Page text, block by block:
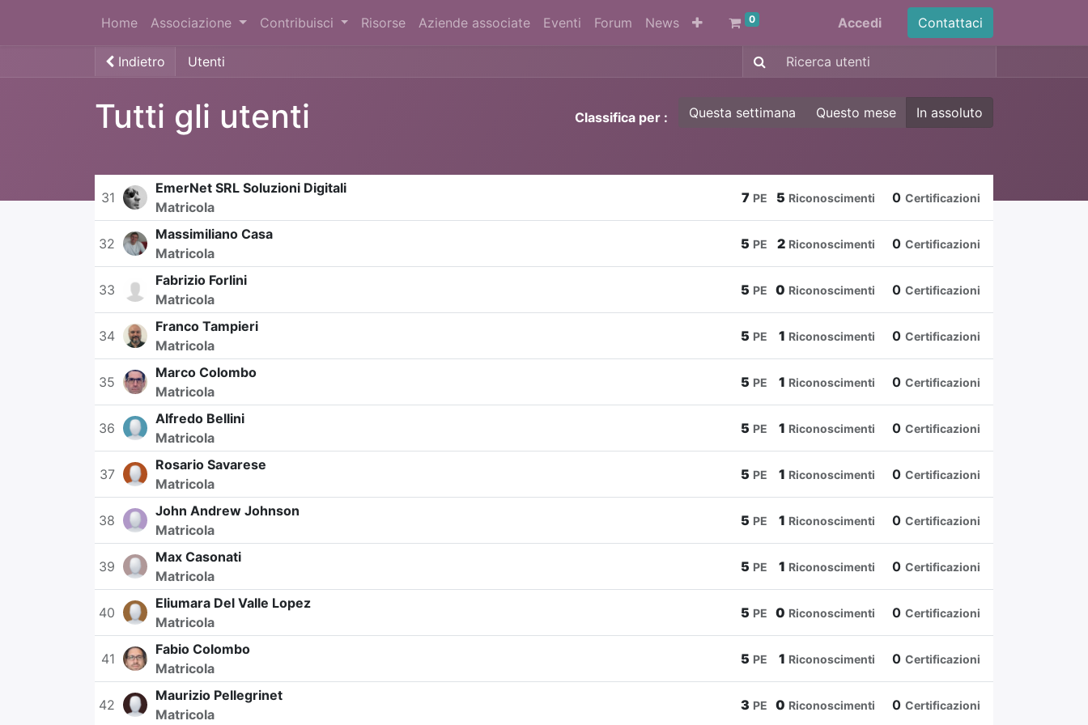
Home Associazione Contribuisci Risorse Aziende associate Eventi Forum News 0 Accedi Contattaci
Indietro Utenti
Tutti gli utenti Classifica per : Questa settimana Questo mese In assoluto
31
EmerNet SRL Soluzioni Digitali
Matricola
7 PE 5 Riconoscimenti 0 Certificazioni
32
Massimiliano Casa
Matricola
5 PE 2 Riconoscimenti 0 Certificazioni
33
Fabrizio Forlini
Matricola
5 PE 0 Riconoscimenti 0 Certificazioni
34
Franco Tampieri
Matricola
5 PE 1 Riconoscimenti 0 Certificazioni
35
Marco Colombo
Matricola
5 PE 1 Riconoscimenti 0 Certificazioni
36
Alfredo Bellini
Matricola
5 PE 1 Riconoscimenti 0 Certificazioni
37
Rosario Savarese
Matricola
5 PE 1 Riconoscimenti 0 Certificazioni
38
John Andrew Johnson
Matricola
5 PE 1 Riconoscimenti 0 Certificazioni
39
Max Casonati
Matricola
5 PE 1 Riconoscimenti 0 Certificazioni
40
Eliumara Del Valle Lopez
Matricola
5 PE 0 Riconoscimenti 0 Certificazioni
41
Fabio Colombo
Matricola
5 PE 1 Riconoscimenti 0 Certificazioni
42
Maurizio Pellegrinet
Matricola
3 PE 0 Riconoscimenti 0 Certificazioni